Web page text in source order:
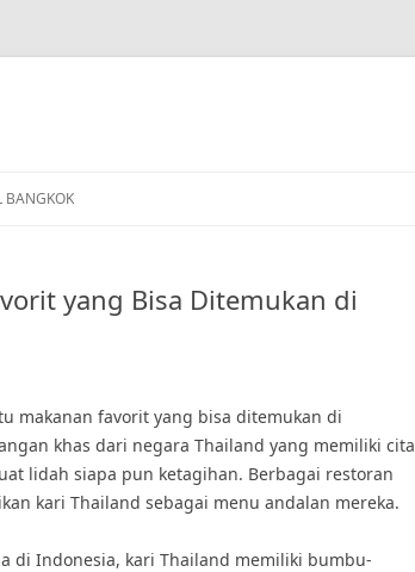
BANGKOK
yang Bisa Ditemukan di
makanan favorit yang bisa ditemukan di
khas dari negara Thailand yang memiliki cita
lidah siapa pun ketagihan. Berbagai restoran
kari Thailand sebagai menu andalan mereka.
di Indonesia, kari Thailand memiliki bumbu-